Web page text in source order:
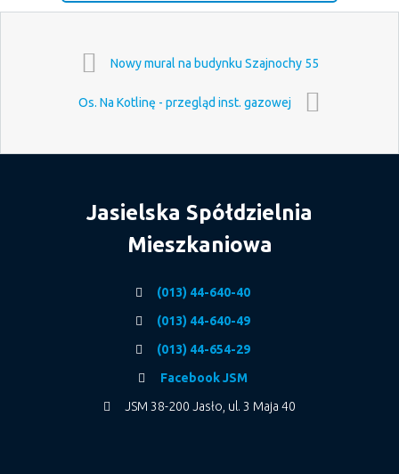
Nowy mural na budynku Szajnochy 55
Os. Na Kotlinę - przegląd inst. gazowej
Jasielska Spółdzielnia
Mieszkaniowa
(013) 44-640-40
(013) 44-640-49
(013) 44-654-29
Facebook JSM
JSM 38-200 Jasło, ul. 3 Maja 40